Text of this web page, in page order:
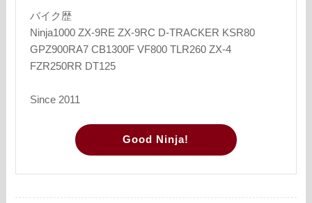
バイク歴
Ninja1000 ZX-9RE ZX-9RC D-TRACKER KSR80
GPZ900RA7 CB1300F VF800 TLR260 ZX-4
FZR250RR DT125
Since 2011
Good Ninja!